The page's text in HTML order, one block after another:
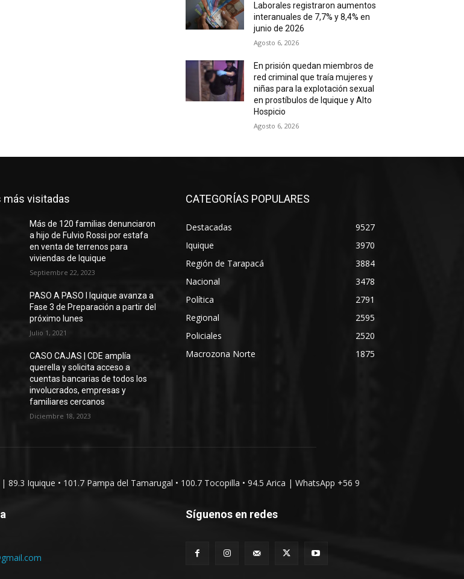
Laborales registraron aumentos
interanuales de 7,7% y 8,4% en
junio de 2026
Agosto 6, 2026
En prisión quedan miembros de
red criminal que traía mujeres y
niñas para la explotación sexual
en prostíbulos de Iquique y Alto
Hospicio
Agosto 6, 2026
más visitadas
Más de 120 familias denunciaron
a hijo de Fulvio Rossi por estafa
en venta de terrenos para
viviendas de Iquique
Septiembre 22, 2023
PASO A PASO I Iquique avanza a
Fase 3 de Preparación a partir del
próximo lunes
Julio 1, 2021
CASO CAJAS | CDE amplía
querella y solicita acceso a
cuentas bancarias de todos los
involucrados, empresas y
familiares cercanos
Diciembre 18, 2023
CATEGORÍAS POPULARES
Destacadas
9527
Iquique
3970
Región de Tarapacá
3884
Nacional
3478
Política
2791
Regional
2595
Policiales
2520
Macrozona Norte
1875
Iquique • 101.7 Pampa del Tamarugal • 100.7 Tocopilla • 94.5 Arica | WhatsApp +56 9
Síguenos en redes